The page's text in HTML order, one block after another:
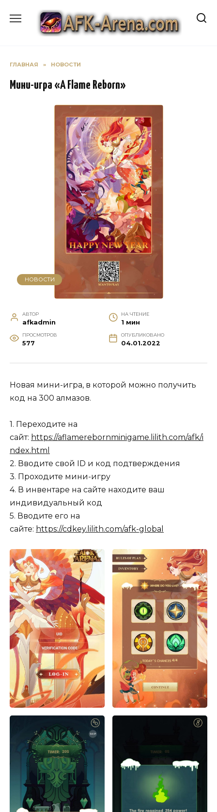
содержанию
ГЛАВНАЯ » НОВОСТИ
Мини-игра «A Flame Reborn»
НОВОСТИ
АВТОР
afkadmin
НА ЧТЕНИЕ
1 мин
ПРОСМОТРОВ
577
ОПУБЛИКОВАНО
04.01.2022
Новая мини-игра, в которой можно получить
код на 300 алмазов.
1. Переходите на
сайт: https://aflamerebornminigame.lilith.com/afk/i
ndex.html
2. Вводите свой ID и код подтверждения
3. Проходите мини-игру
4. В инвентаре на сайте находите ваш
индивидуальный код
5. Вводите его на
сайте: https://cdkey.lilith.com/afk-global